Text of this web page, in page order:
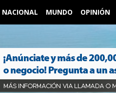
NACIONAL MUNDO OPINIÓN